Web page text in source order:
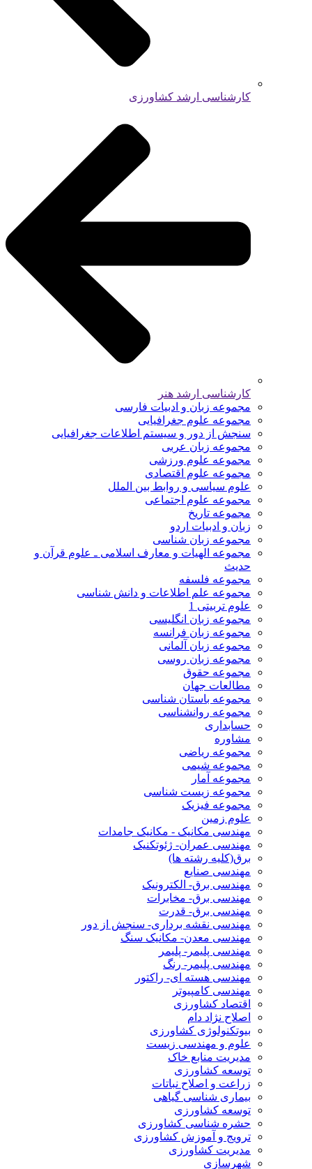
کارشناسی ارشد کشاورزی
کارشناسی ارشد هنر
مجموعه زبان و ادبیات فارسی
مجموعه علوم جغرافیایی
سنجش از دور و سیستم اطلاعات جغرافیایی
مجموعه زبان عربی
مجموعه علوم ورزشی
مجموعه علوم اقتصادی
علوم سیاسی و روابط بین الملل
مجموعه علوم اجتماعی
مجموعه تاریخ
زبان و ادبیات اردو
مجموعه زبان شناسی
مجموعه الهیات و معارف اسلامی ـ علوم قرآن و
حدیث
مجموعه فلسفه
مجموعه علم اطلاعات و دانش شناسی
علوم تربیتی 1
مجموعه زبان انگلیسی
مجموعه زبان فرانسه
مجموعه زبان آلمانی
مجموعه زبان روسی
مجموعه حقوق
مطالعات جهان
مجموعه باستان شناسی
مجموعه روانشناسی
حسابداری
مشاوره
مجموعه ریاضی
مجموعه شیمی
مجموعه آمار
مجموعه زیست شناسی
مجموعه فیزیک
علوم زمین
مهندسی مکانیک - مکانیک جامدات
مهندسی عمران- ژئوتکنیک
برق(کلیه رشته ها)
مهندسی صنایع
مهندسی برق- الکترونیک
مهندسی برق- مخابرات
مهندسی برق- قدرت
مهندسی نقشه برداری- سنجش از دور
مهندسی معدن- مکانیک سنگ
مهندسی پلیمر- پلیمر
مهندسی پلیمر- رنگ
مهندسی هسته ای- راکتور
مهندسی کامپیوتر
اقتصاد کشاورزی
اصلاح نژاد دام
بیوتکنولوژی کشاورزی
علوم و مهندسی زیست
مدیریت منابع خاک
توسعه کشاورزی
زراعت و اصلاح نباتات
بیماری شناسی گیاهی
توسعه کشاورزی
حشره شناسی کشاورزی
ترویج و آموزش کشاورزی
مدیریت کشاورزی
شهرسازی